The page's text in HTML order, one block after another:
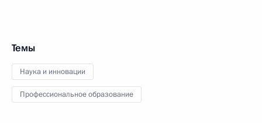
Темы
Наука и инновации
Профессиональное образование